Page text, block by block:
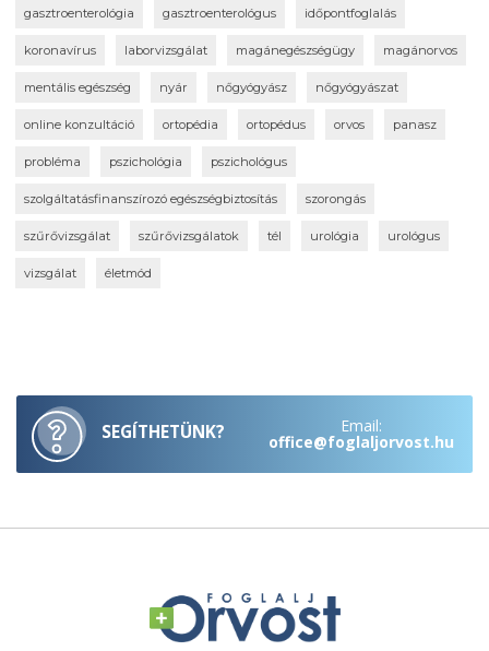
gasztroenterológia gasztroenterológus időpontfoglalás
koronavírus laborvizsgálat magánegészségügy magánorvos
mentális egészség nyár nőgyógyász nőgyógyászat
online konzultáció ortopédia ortopédus orvos panasz
probléma pszichológia pszichológus
szolgáltatásfinanszírozó egészségbiztosítás szorongás
szűrővizsgálat szűrővizsgálatok tél urológia urológus
vizsgálat életmód
SEGÍTHETÜNK? Email:
office@foglaljorvost.hu